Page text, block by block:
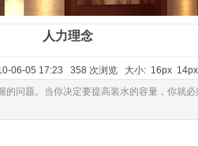
人力理念
06-05 17:23 358 次浏览 大小: 16px 14px
的问题。当你决定要提高装水的容量，你就